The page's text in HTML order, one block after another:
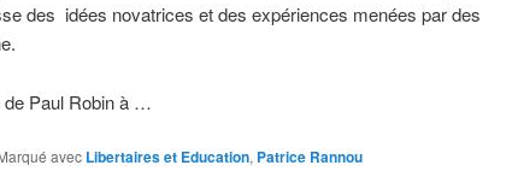
des idées novatrices et des expériences menées par des
de Paul Robin à …
avec Libertaires et Education, Patrice Rannou